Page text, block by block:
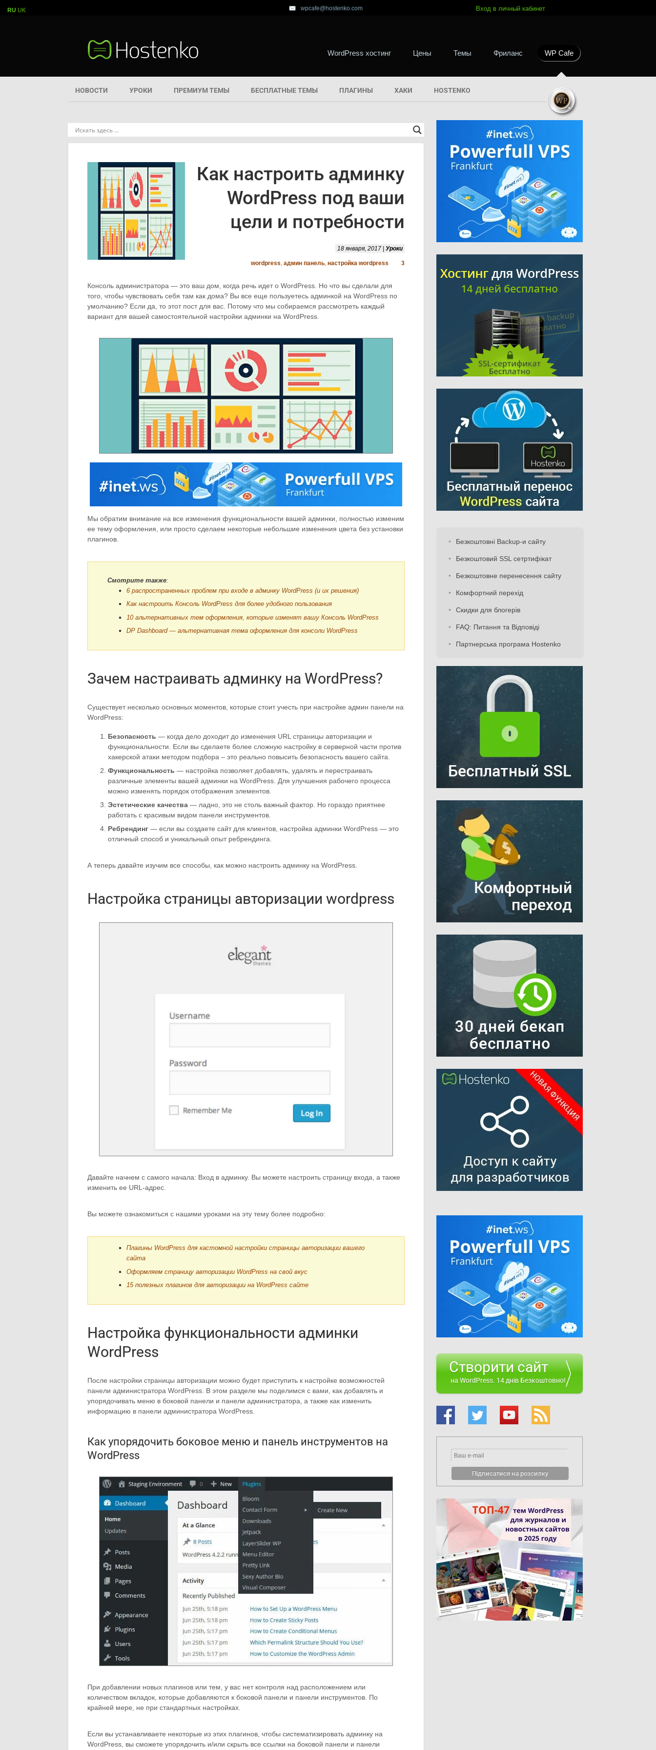
wpcafe@hostenko.com Вход в личный кабинет
WordPress хостинг Цены Темы Фриланс WP Cafe
НОВОСТИ УРОКИ ПРЕМИУМ ТЕМЫ БЕСПЛАТНЫЕ ТЕМЫ ПЛАГИНЫ ХАКИ HOSTENKO
Как настроить админку
WordPress под ваши
цели и потребности
18 января, 2017 | Уроки
wordpress, админ панель, настройка wordpress 3
Консоль администратора — это ваш дом, когда речь идет о WordPress. Но что вы сделали для
того, чтобы чувствовать себя там как дома? Вы все еще пользуетесь админкой на WordPress по
умолчанию? Если да, то этот пост для вас. Потому что мы собираемся рассмотреть каждый
вариант для вашей самостоятельной настройки админки на WordPress.
Мы обратим внимание на все изменения функциональности вашей админки, полностью изменим
ее тему оформления, или просто сделаем некоторые небольшие изменения цвета без установки
плагинов.
Смотрите также:
6 распространенных проблем при входе в админку WordPress (и их решения)
Как настроить Консоль WordPress для более удобного пользования
10 альтернативных тем оформления, которые изменят вашу Консоль WordPress
DP Dashboard — альтернативная тема оформления для консоли WordPress
Зачем настраивать админку на WordPress?
Существует несколько основных моментов, которые стоит учесть при настройке админ панели на
WordPress:
Безопасность — когда дело доходит до изменения URL страницы авторизации и
функциональности. Если вы сделаете более сложную настройку в серверной части против
хакерской атаки методом подбора – это реально повысить безопасность вашего сайта.
Функциональность — настройка позволяет добавлять, удалять и перестраивать
различные элементы вашей админки на WordPress. Для улучшения рабочего процесса
можно изменять порядок отображения элементов.
Эстетические качества — ладно, это не столь важный фактор. Но гораздо приятнее
работать с красивым видом панели инструментов.
Ребрендинг — если вы создаете сайт для клиентов, настройка админки WordPress — это
отличный способ и уникальный опыт ребрендинга.
А теперь давайте изучим все способы, как можно настроить админку на WordPress.
Настройка страницы авторизации wordpress
Давайте начнем с самого начала: Вход в админку. Вы можете настроить страницу входа, а также
изменить ее URL-адрес.
Вы можете ознакомиться с нашими уроками на эту тему более подробно:
Плагины WordPress для кастомной настройки страницы авторизации вашего
сайта
Оформляем страницу авторизации WordPress на свой вкус
15 полезных плагинов для авторизации на WordPress сайте
Настройка функциональности админки
WordPress
После настройки страницы авторизации можно будет приступить к настройке возможностей
панели администратора WordPress. В этом разделе мы поделимся с вами, как добавлять и
упорядочивать меню в боковой панели и панели администратора, а также как изменить
информацию в панели администратора WordPress.
Как упорядочить боковое меню и панель инструментов на
WordPress
При добавлении новых плагинов или тем, у вас нет контроля над расположением или
количеством вкладок, которые добавляются к боковой панели и панели инструментов. По
крайней мере, не при стандартных настройках.
Если вы устанавливаете некоторые из этих плагинов, чтобы систематизировать админку на
WordPress, вы сможете упорядочить и/или скрыть все ссылки на боковой панели и панели
Безкоштовні Backup-и сайту
Безкоштовий SSL сетртифікат
Безкоштовне перенесення сайту
Комфортний перехід
Скидки для блогерів
FAQ: Питання та Відповіді
Партнерська програма Hostenko
Створити сайт
на WordPress. 14 днів Безкоштовно!
RU UK